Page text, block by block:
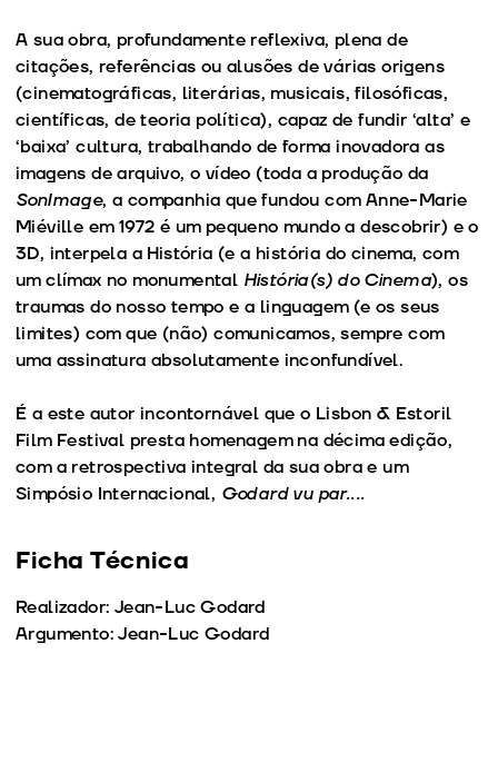
A sua obra, profundamente reflexiva, plena de
citações, referências ou alusões de várias origens
(cinematográficas, literárias, musicais, filosóficas,
científicas, de teoria política), capaz de fundir ‘alta’ e
‘baixa’ cultura, trabalhando de forma inovadora as
imagens de arquivo, o vídeo (toda a produção da
SonImage, a companhia que fundou com Anne-Marie
Miéville em 1972 é um pequeno mundo a descobrir) e o
3D, interpela a História (e a história do cinema, com
um clímax no monumental História(s) do Cinema), os
traumas do nosso tempo e a linguagem (e os seus
limites) com que (não) comunicamos, sempre com
uma assinatura absolutamente inconfundível.
É a este autor incontornável que o Lisbon & Estoril
Film Festival presta homenagem na décima edição,
com a retrospectiva integral da sua obra e um
Simpósio Internacional, Godard vu par....
Ficha Técnica
Realizador: Jean-Luc Godard
Argumento: Jean-Luc Godard